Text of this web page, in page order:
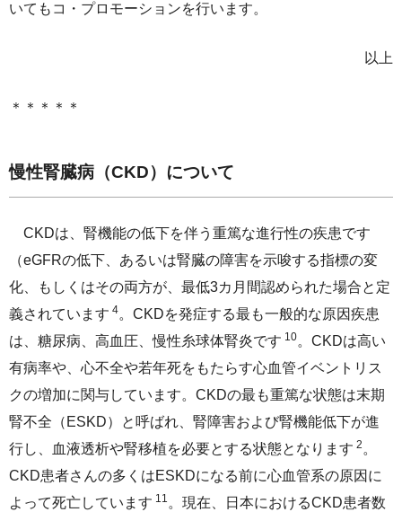
いてもコ・プロモーションを行います。
以上
＊＊＊＊＊
慢性腎臓病（CKD）について
CKDは、腎機能の低下を伴う重篤な進行性の疾患です
（eGFRの低下、あるいは腎臓の障害を示唆する指標の変
化、もしくはその両方が、最低3カ月間認められた場合と定
義されています 4。CKDを発症する最も一般的な原因疾患
は、糖尿病、高血圧、慢性糸球体腎炎です 10。CKDは高い
有病率や、心不全や若年死をもたらす心血管イベントリス
クの増加に関与しています。CKDの最も重篤な状態は末期
腎不全（ESKD）と呼ばれ、腎障害および腎機能低下が進
行し、血液透析や腎移植を必要とする状態となります 2 。
CKD患者さんの多くはESKDになる前に心血管系の原因に
よって死亡しています 11 。現在、日本におけるCKD患者数